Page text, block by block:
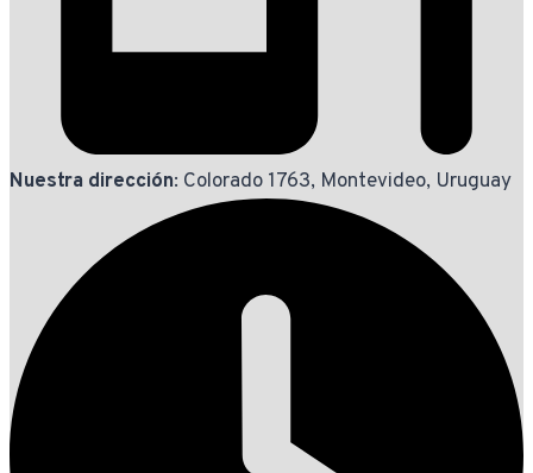
Nuestra dirección: Colorado 1763, Montevideo, Uruguay